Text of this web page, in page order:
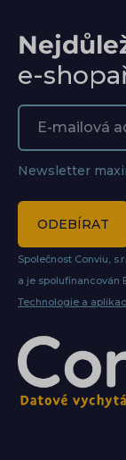
e-
Newsletter
ODEBÍRAT
Společnost Conviu,
a je spolufinancován
Technologie a